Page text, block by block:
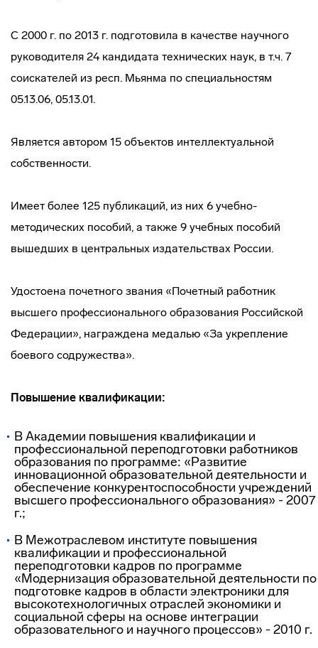
С 2000 г. по 2013 г. подготовила в качестве научного
руководителя 24 кандидата технических наук, в т.ч. 7
соискателей из респ. Мьянма по специальностям
05.13.06, 05.13.01.
Является автором 15 объектов интеллектуальной
собственности.
Имеет более 125 публикаций, из них 6 учебно-
методических пособий, а также 9 учебных пособий
вышедших в центральных издательствах России.
Удостоена почетного звания «Почетный работник
высшего профессионального образования Российской
Федерации», награждена медалью «За укрепление
боевого содружества».
Повышение квалификации:
В Академии повышения квалификации и
профессиональной переподготовки работников
образования по программе: «Развитие
инновационной образовательной деятельности и
обеспечение конкурентоспособности учреждений
высшего профессионального образования» - 2007
г.;
В Межотраслевом институте повышения
квалификации и профессиональной
переподготовки кадров по программе
«Модернизация образовательной деятельности по
подготовке кадров в области электроники для
высокотехнологичных отраслей экономики и
социальной сферы на основе интеграции
образовательного и научного процессов» - 2010 г.